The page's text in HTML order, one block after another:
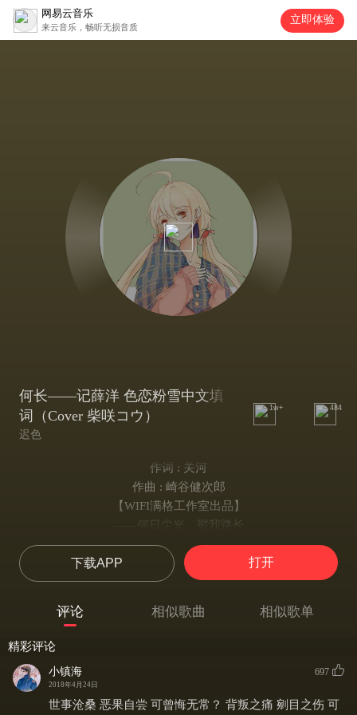
网易云音乐
来云音乐，畅听无损音质
立即体验
何长——记薛洋 色恋粉雪中文填
词（Cover 柴咲コウ）
迟色
1w+ 484
作词 : 关河
作曲 : 崎谷健次郎
【WIFI满格工作室出品】
——何日尘光，慰我路长
原曲：《色恋粉雪》
策划：松雪
后期：向往
题字：顾与桃
村野荒 仇者伤 是欺是弄谁曾想
下载APP 打开
评论 相似歌曲 相似歌单
精彩评论
小镇海
2018年4月24日
697
世事沧桑 恶果自尝 可曾悔无常？ 背叛之痛 剜目之伤 可